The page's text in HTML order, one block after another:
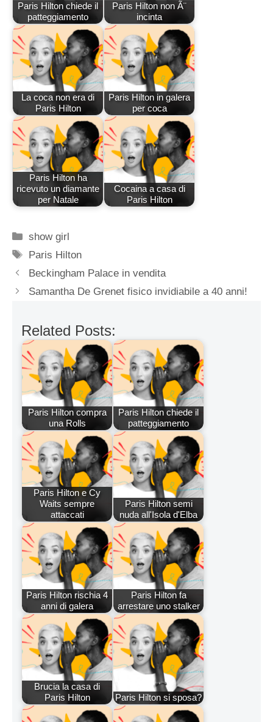
Paris Hilton chiede il
patteggiamento
Paris Hilton non Ã¨
incinta
La coca non era di
Paris Hilton
Paris Hilton in galera
per coca
Paris Hilton ha
ricevuto un diamante
per Natale
Cocaina a casa di
Paris Hilton
Categorie
show girl
Tag
Paris Hilton
Beckingham Palace in vendita
Samantha De Grenet fisico invidiabile a 40 anni!
Related Posts:
Paris Hilton compra
una Rolls
Paris Hilton chiede il
patteggiamento
Paris Hilton e Cy
Waits sempre
attaccati
Paris Hilton semi
nuda all'Isola d'Elba
Paris Hilton rischia 4
anni di galera
Paris Hilton fa
arrestare uno stalker
Brucia la casa di
Paris Hilton
Paris Hilton si sposa?